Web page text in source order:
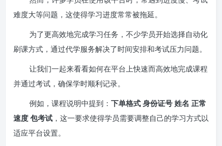
难度大等问题，这使得学习进度常常被拖延。
为了更高效地完成学习任务，不少学员开始选择自动化
刷课方式，通过代学服务解决了时间安排和考试压力问题。
让我们一起来看看如何在平台上快速而高效地完成课程
并通过考试，确保学时顺利记录。
例如，课程说明中提到： 下单格式 身份证号 姓名 正常
速度 包考试 ，这一要求使得学员需要调整自己的学习方式以
适应平台设置。